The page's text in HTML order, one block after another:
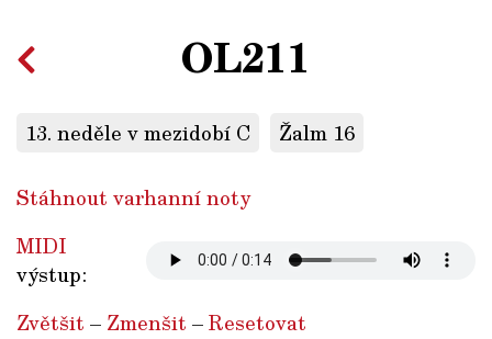
OL211
13. neděle v mezidobí C Žalm 16
Stáhnout varhanní noty
MIDI
výstup:
Zvětšit – Zmenšit –Resetovat